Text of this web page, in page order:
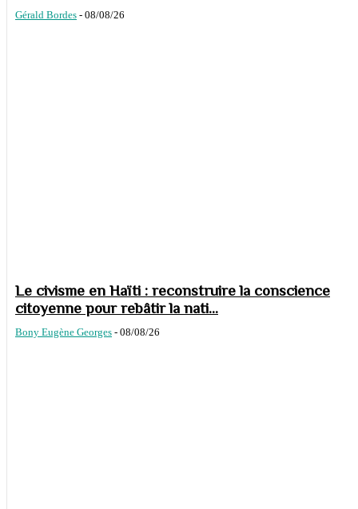
Gérald Bordes - 08/08/26
Le civisme en Haïti : reconstruire la conscience
citoyenne pour rebâtir la nati...
Bony Eugène Georges - 08/08/26